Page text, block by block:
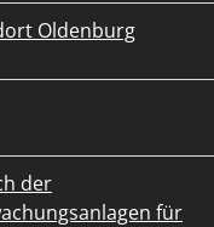
Oldenburg
der
für